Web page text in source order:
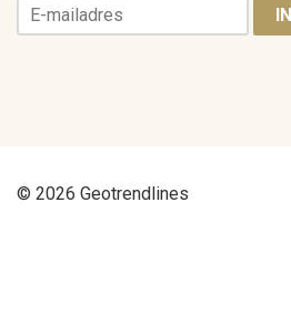
© 2026 Geotrendlines